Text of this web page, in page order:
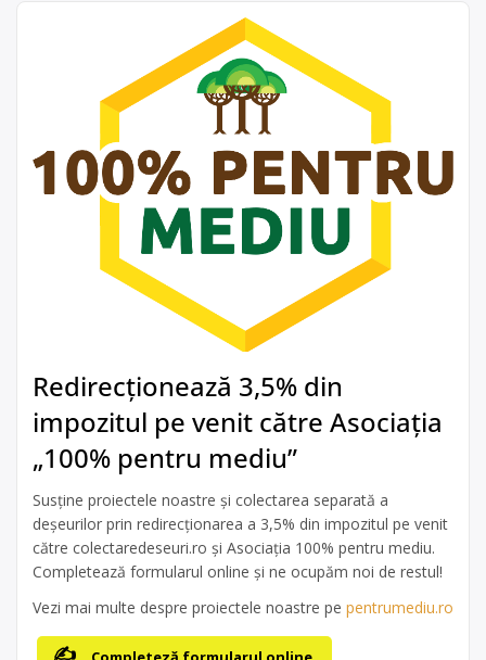
Redirecționează 3,5% din
impozitul pe venit către Asociația
„100% pentru mediu”
Susține proiectele noastre și colectarea separată a
deșeurilor prin redirecționarea a 3,5% din impozitul pe venit
către colectaredeseuri.ro și Asociația 100% pentru mediu.
Completează formularul online și ne ocupăm noi de restul!
Vezi mai multe despre proiectele noastre pe pentrumediu.ro